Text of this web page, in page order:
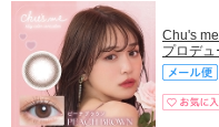
Chu's
プロデュ